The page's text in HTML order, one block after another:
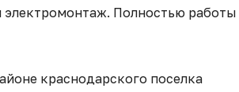
Полностью работы
краснодарского поселка